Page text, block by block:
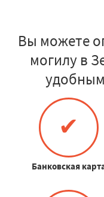
Вы можете
могилу в
✔
Банковская